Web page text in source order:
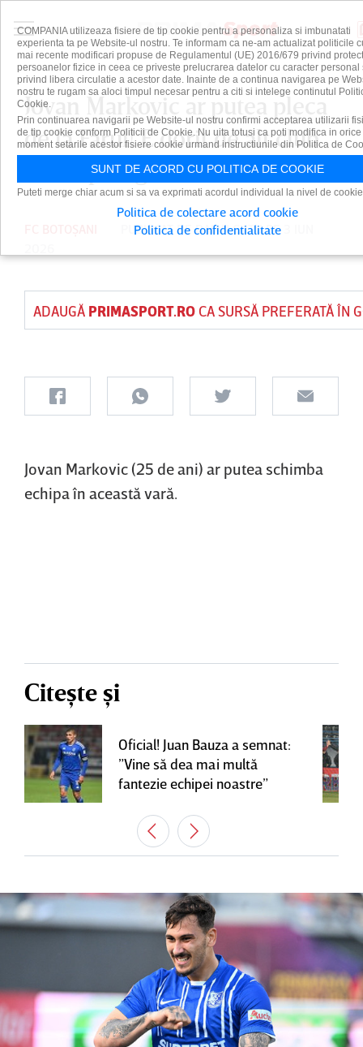
Jovan Markovic ar putea pleca
de la Farul! E dorit de alt club
din Superliga
PUBLICAT DEDAIAN CUTUPE 3 IUN
ADAUGĂ PRIMASPORT.ROCA SURSĂ PREFERATĂ ÎN
Jovan Markovic (25 de ani) ar putea schimba
echipa în această vară.
Citește și
Oficial! Juan Bauza a semnat:
”Vine să dea mai multă
fantezie echipei noastre”
COMPANIA utilizeaza fisiere de tip cookie pentru a personaliza si imbunatati
experienta ta pe Website-ul nostru. Te informam ca ne-am actualizat politicile
mai recente modificari propuse de Regulamentul (UE) 2016/679 privind
persoanelor fizice in ceea ce priveste prelucrarea datelor cu caracter personal
privind libera circulatie a acestor date. Inainte de a continua navigarea pe
nostru te rugam sa aloci timpul necesar pentru a citi si intelege continutul
Cookie.
Prin continuarea navigarii pe Website-ul nostru confirmi acceptarea utilizarii
de tip cookie conform Politicii de Cookie. Nu uita totusi ca poti modifica in orice
moment setarile acestor fisiere cookie urmand instructiunile din Politica de
SUNT DE ACORD CU POLITICA DE COOKIE
Puteti merge chiar acum si sa va exprimati acordul individual la nivel de
Politica de colectare acord cookie
Politica de confidentialitate